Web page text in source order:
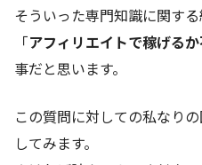
そういった専門知識に関す
「アフィリエイトで稼げる
事だと思います。
この質問に対しての私なり
してみます。